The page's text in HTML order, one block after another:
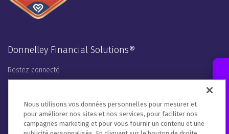
Donnelley Financial Solutions®
Restez connecté
Nous traiterons vos coordonnées conformément à notre
politique deconfidentialité,à la politique en matière de cookies
Nous utilisons vos données personnelles pour mesurer et
pour améliorer nos sites et nos services, pour faciliter nos
campagnes marketing et pour vous fournir un contenu et une